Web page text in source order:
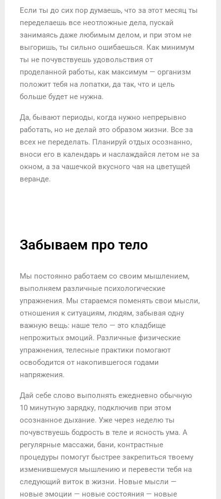
Если ты до сих пор думаешь, что за этот месяц ты
переделаешь все неотложные дела, пускай
занимаясь даже любимым делом, и при этом не
выгоришь, ты сильно ошибаешься. Как минимум
ты не почувствуешь удовольствия от
проделанной работы, как максимум — организм
положит тебя на лопатки, да так, что и цель
больше будет не нужна.
Да, бывают периоды, когда нужно непрерывно
работать, но не делай это образом жизни. Все за
всех не переделать. Планируй отдых осознанно,
вноси его в календарь и наслаждайся летом не за
окном, а за чашечкой вкусного чая на цветущей
веранде.
Забываем про тело
Мы постоянно работаем со своим мышлением,
выполняем различные психологические
упражнения. Мы стараемся поменять свои мысли,
отношения к ситуациям, людям, забывая одну
важную вещь: наше тело — это кладбище
непрожитых эмоций. Различные физические
упражнения, телесные практики помогают
освободится от накопившегося годами
напряжения.
Дай себе слово выполнять ежедневно обычную
10 минутную зарядку, подключив при этом
осознанное дыхание. Уже через неделю ты
почувствуешь бодрость в теле и ясность ума. А
регулярные массажи, бани, контрастные
процедуры помогут быстрее закрепиться твоему
изменившемуся мышлению и перевести тебя на
следующий виток в жизни. Новые мысли —
новые эмоции — новые состояния — новые